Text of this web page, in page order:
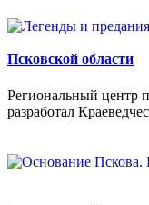
Псковской области
Региональный центр
разработал